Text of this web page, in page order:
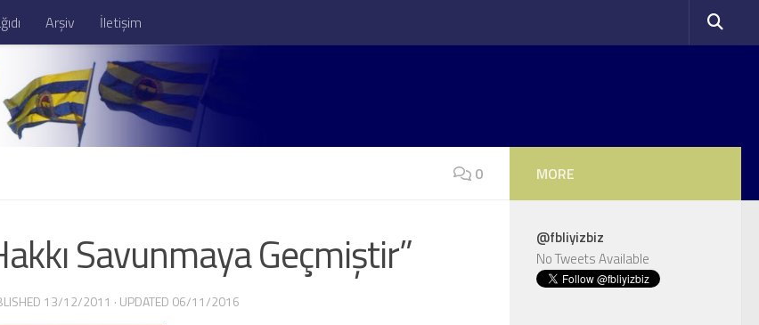
Arşiv İletişim
0
Savunmaya Geçmiştir”
13/12/2011 · UPDATED 06/11/2016
MORE
@fbliyizbiz
No Tweets Available